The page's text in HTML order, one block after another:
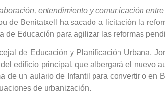
entendimiento y comunicación
de Benitatxell ha sacado a licitación la
de Educación para agilizar las reformas
de Educación y Planificación Urbana,
edificio principal, que albergará el nuevo
de un aulario de Infantil para convertirlo
de urbanización.